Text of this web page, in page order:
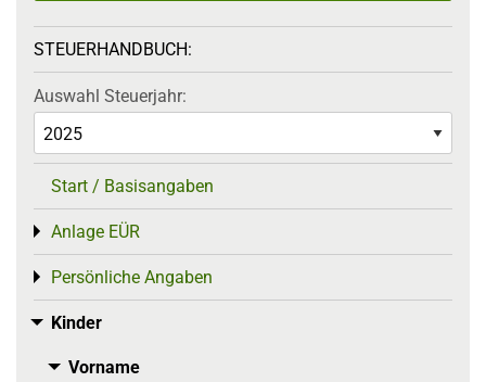
STEUERHANDBUCH:
Auswahl Steuerjahr:
Start / Basisangaben
Anlage EÜR
Toggle menu
Persönliche Angaben
Toggle menu
Kinder
Toggle menu
Vorname
Toggle menu